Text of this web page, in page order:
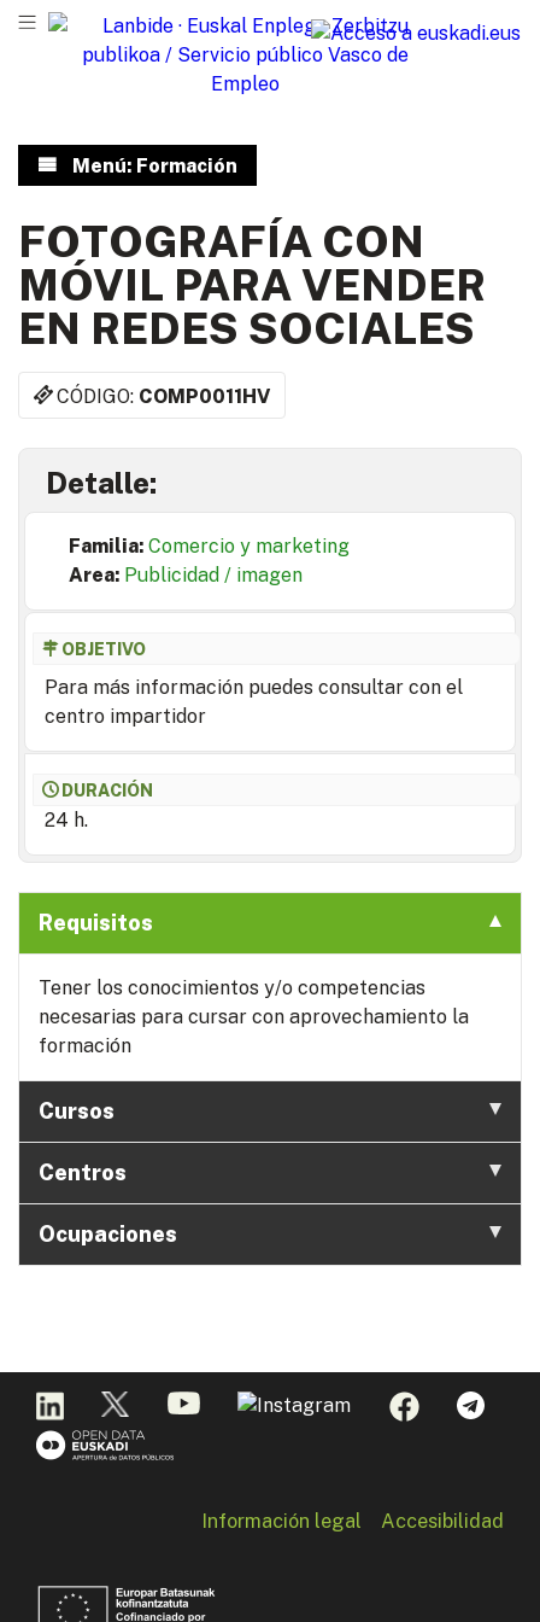
Menú: Formación
FOTOGRAFÍA CON
MÓVIL PARA VENDER
EN REDES SOCIALES
CÓDIGO: COMP0011HV
Detalle:
Familia: Comercio y marketing
Area: Publicidad / imagen
OBJETIVO
Para más información puedes consultar con el
centro impartidor
DURACIÓN
24 h.
Requisitos
Tener los conocimientos y/o competencias
necesarias para cursar con aprovechamiento la
formación
Cursos
Centros
Ocupaciones
Información legal Accesibilidad